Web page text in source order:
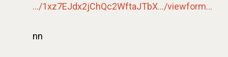
…/1xz7EJdx2jChQc2WftaJTbX…/viewform…
nn